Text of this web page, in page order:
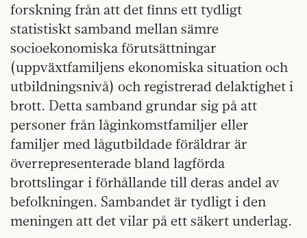
forskning från att det finns ett tydligt
statistiskt samband mellan sämre
socioekonomiska förutsättningar
(uppväxtfamiljens ekonomiska situation och
utbildningsnivå) och registrerad delaktighet i
brott. Detta samband grundar sig på att
personer från låginkomstfamiljer eller
familjer med lågutbildade föräldrar är
överrepresenterade bland lagförda
brottslingar i förhållande till deras andel av
befolkningen. Sambandet är tydligt i den
meningen att det vilar på ett säkert underlag.